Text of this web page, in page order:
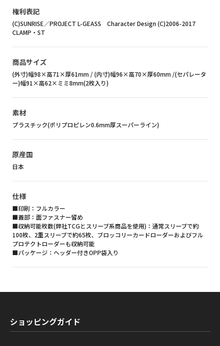
権利表記
(C)SUNRISE／PROJECT L-GEASS Character Design (C)2006-2017
CLAMP・ST
商品サイズ
(外寸)幅98×高71×厚61mm / (内寸)幅96×高70×厚60mm /(セパレータ
ー)幅91×高62×ミミ8mm(2枚入り)
素材
プラスチック(ポリプロピレン0.6mm厚スーパーライン)
原産国
日本
仕様
■印刷：フルカラー
■蓋部：面ファスナー留め
■収納可能枚数(弊社TCGとスリーブ系商品を使用)：通常スリーブで約
100枚、2重スリーブで約65枚、ブロッコリーカードローダーおよびフル
プロテクトローダーも収納可能
■パッケージ：ヘッダー付きOPP袋入り
ショッピングガイド